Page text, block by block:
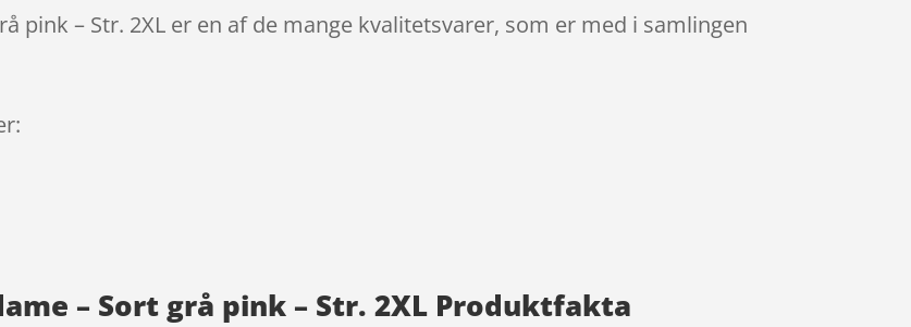
mmelser
pink – Str. 2XL er en af de mange kvalitetsvarer, som er med i samlingen
– Sort grå pink – Str. 2XL Produktfakta